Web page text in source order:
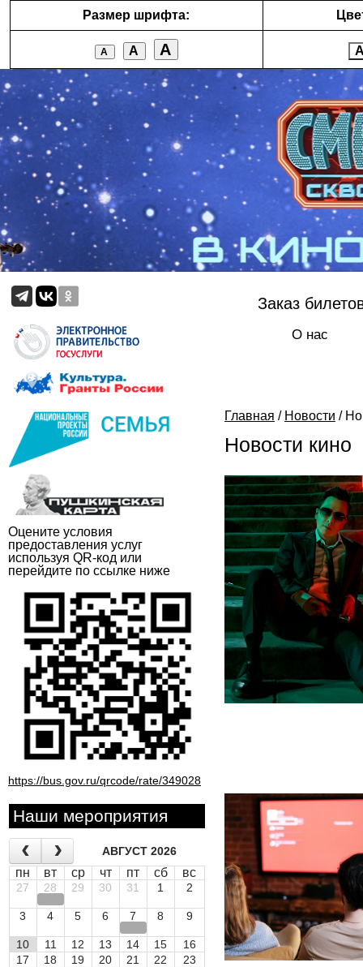
Размер шрифта:
А А А
Оцените условия
предоставления услуг
используя QR-код или
перейдите по ссылке ниже
https://bus.gov.ru/qrcode/rate/349028
Наши мероприятия
АВГУСТ 2026
пн вт ср чт пт сб вс
27 28 29 30 31 1 2
3 4 5 6 7 8 9
10 11 12 13 14 15
16
17
18 19 20 21 22
23
Заказ
О нас
Главная / Новости /
Новости кино